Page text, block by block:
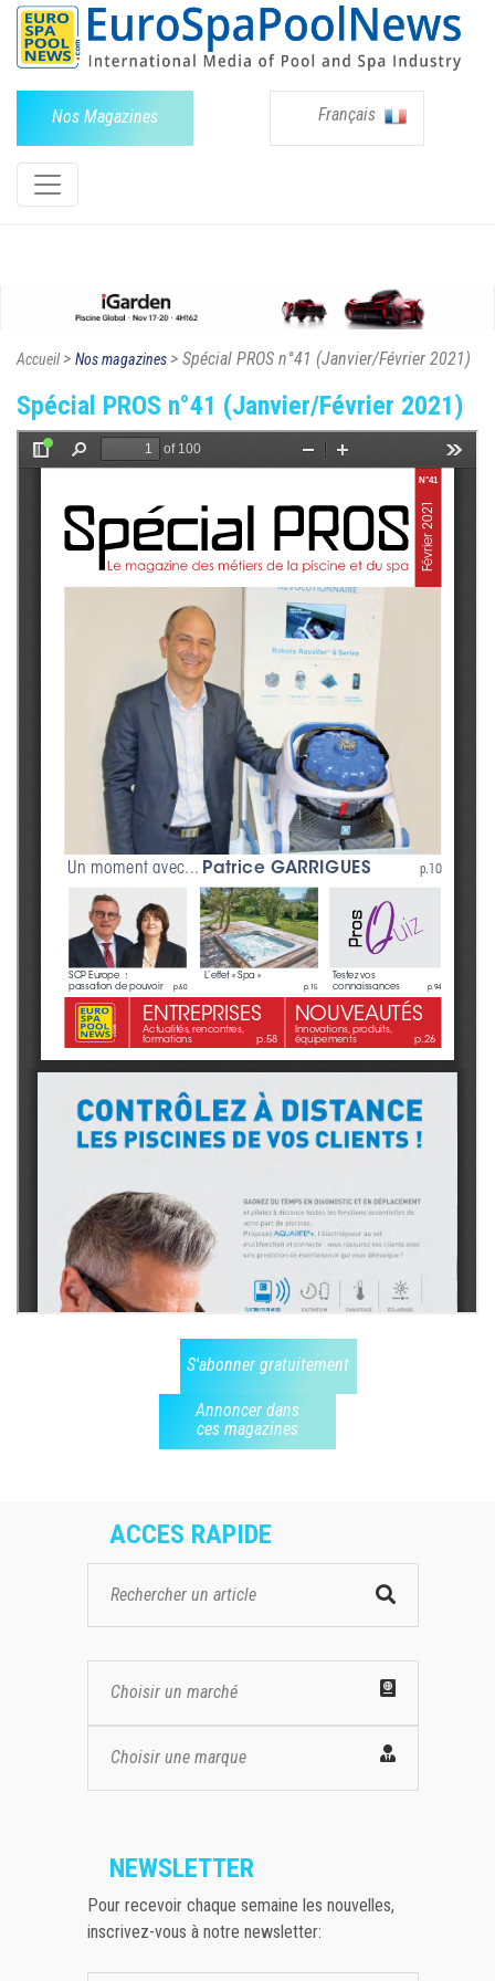
Nos Magazines Français
Accueil> Nos magazines> Spécial PROS n°41 (Janvier/Février 2021)
Spécial PROS n°41 (Janvier/Février 2021)
S'abonner gratuitement
Annoncer dans
ces magazines
ACCES RAPIDE
Choisir un marché
Choisir une marque
NEWSLETTER
Pour recevoir chaque semaine les nouvelles,
inscrivez-vous à notre newsletter: